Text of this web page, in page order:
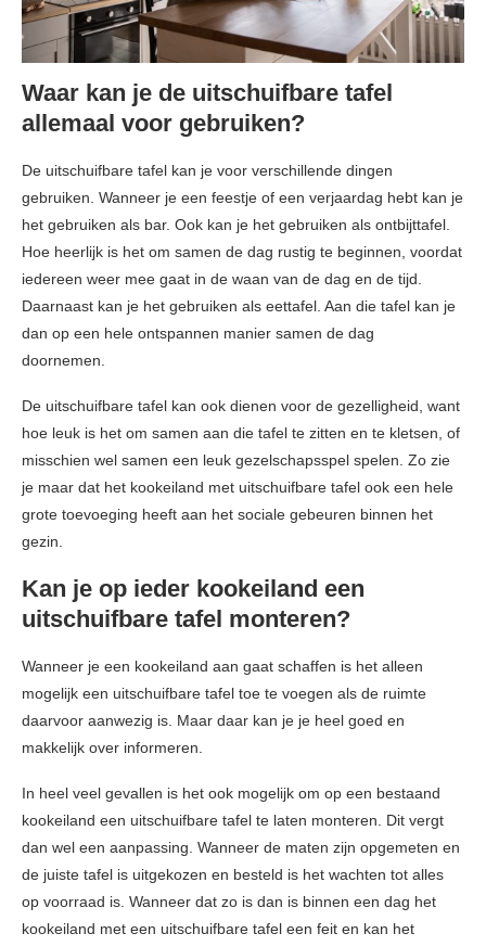
Waar kan je de uitschuifbare tafel
allemaal voor gebruiken?
De uitschuifbare tafel kan je voor verschillende dingen
gebruiken. Wanneer je een feestje of een verjaardag hebt kan je
het gebruiken als bar. Ook kan je het gebruiken als ontbijttafel.
Hoe heerlijk is het om samen de dag rustig te beginnen, voordat
iedereen weer mee gaat in de waan van de dag en de tijd.
Daarnaast kan je het gebruiken als eettafel. Aan die tafel kan je
dan op een hele ontspannen manier samen de dag
doornemen.
De uitschuifbare tafel kan ook dienen voor de gezelligheid, want
hoe leuk is het om samen aan die tafel te zitten en te kletsen, of
misschien wel samen een leuk gezelschapsspel spelen. Zo zie
je maar dat het kookeiland met uitschuifbare tafel ook een hele
grote toevoeging heeft aan het sociale gebeuren binnen het
gezin.
Kan je op ieder kookeiland een
uitschuifbare tafel monteren?
Wanneer je een kookeiland aan gaat schaffen is het alleen
mogelijk een uitschuifbare tafel toe te voegen als de ruimte
daarvoor aanwezig is. Maar daar kan je je heel goed en
makkelijk over informeren.
In heel veel gevallen is het ook mogelijk om op een bestaand
kookeiland een uitschuifbare tafel te laten monteren. Dit vergt
dan wel een aanpassing. Wanneer de maten zijn opgemeten en
de juiste tafel is uitgekozen en besteld is het wachten tot alles
op voorraad is. Wanneer dat zo is dan is binnen een dag het
kookeiland met een uitschuifbare tafel een feit en kan het